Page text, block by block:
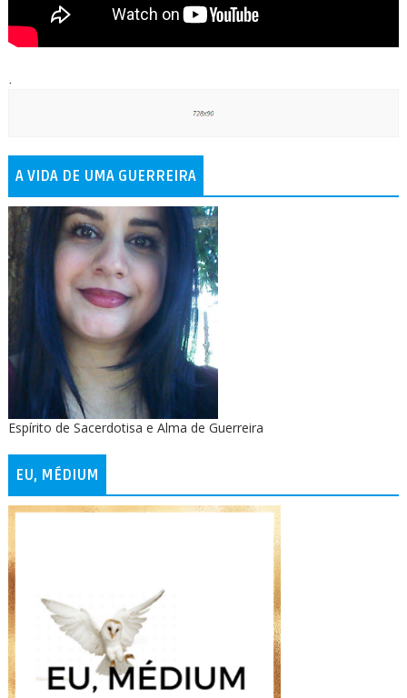
.
A VIDA DE UMA GUERREIRA
Espírito de Sacerdotisa e Alma de Guerreira
EU, MÉDIUM